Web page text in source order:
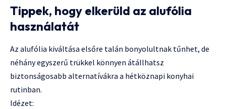
Tippek, hogy elkerüld az alufólia
használatát
Az alufólia kiváltása elsőre talán bonyolultnak tűnhet, de
néhány egyszerű trükkel könnyen átállhatsz
biztonságosabb alternatívákra a hétköznapi konyhai
rutinban.
Idézet: